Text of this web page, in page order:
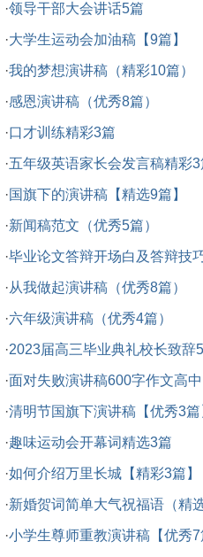
·领导干部大会讲话5篇
·大学生运动会加油稿【9篇】
·我的梦想演讲稿（精彩10篇）
·感恩演讲稿（优秀8篇）
·口才训练精彩3篇
·五年级英语家长会发言稿精彩3
·国旗下的演讲稿【精选9篇】
·新闻稿范文（优秀5篇）
·毕业论文答辩开场白及答辩技
·从我做起演讲稿（优秀8篇）
·六年级演讲稿（优秀4篇）
·2023届高三毕业典礼校长致辞
·面对失败演讲稿600字作文高中
·清明节国旗下演讲稿【优秀3篇
·趣味运动会开幕词精选3篇
·如何介绍万里长城【精彩3篇】
·新婚贺词简单大气祝福语（精
·小学生尊师重教演讲稿【优秀7